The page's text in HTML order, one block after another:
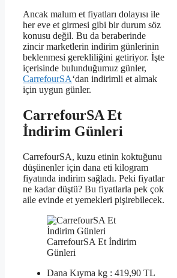
Ancak malum et fiyatları dolayısı ile
her eve et girmesi gibi bir durum söz
konusu değil. Bu da beraberinde
zincir marketlerin indirim günlerinin
beklenmesi gerekliliğini getiriyor. İşte
içerisinde bulunduğumuz günler,
CarrefourSA‘dan indirimli et almak
için uygun günler.
CarrefourSA Et
İndirim Günleri
CarrefourSA, kuzu etinin koktuğunu
düşünenler için dana eti kilogram
fiyatında indirim sağladı. Peki fiyatlar
ne kadar düştü? Bu fiyatlarla pek çok
aile evinde et yemekleri pişirebilecek.
CarrefourSA Et İndirim
Günleri
Dana Kıyma kg : 419,90 TL